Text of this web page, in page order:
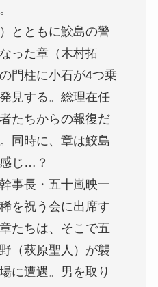
とともに鮫島の警
った章（木村拓
門柱に小石が4つ乗
見する。総理在任
たちからの報復だ
同時に、章は鮫島
じ…？
事長・五十嵐映一
を祝う会に出席す
たちは、そこで五
（萩原聖人）が襲
に遭遇。男を取り